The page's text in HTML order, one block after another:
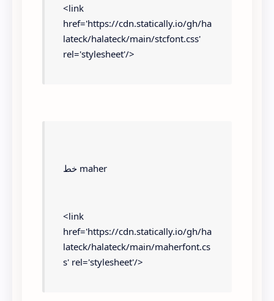
<link
href='https://cdn.statically.io/gh/ha
lateck/halateck/main/stcfont.css'
rel='stylesheet'/>
خط maher
<link
href='https://cdn.statically.io/gh/ha
lateck/halateck/main/maherfont.cs
s' rel='stylesheet'/>